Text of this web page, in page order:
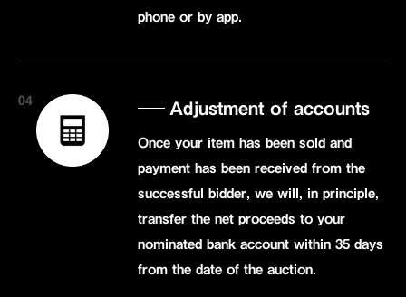
phone or by app.
04 Adjustment of accounts
Once your item has been sold and
payment has been received from the
successful bidder, we will, in principle,
transfer the net proceeds to your
nominated bank account within 35 days
from the date of the auction.